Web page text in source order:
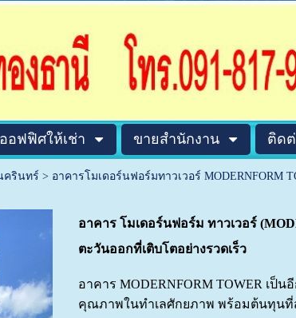
อฟฟิศให้เช่า ขายสำนักงาน ติดต่
ครินทร์ > อาคารโมเดอร์นฟอร์มทาวเวอร์ MODERNFORM
อาคาร โมเดอร์นฟอร์ม ทาวเวอร์
ตะวันออกที่เติบโตอย่างรวดเร็ว
อาคาร MODERNFORM TOWER เ
คุณภาพในทำเลศักยภาพ พร้อมต้นทุนที่